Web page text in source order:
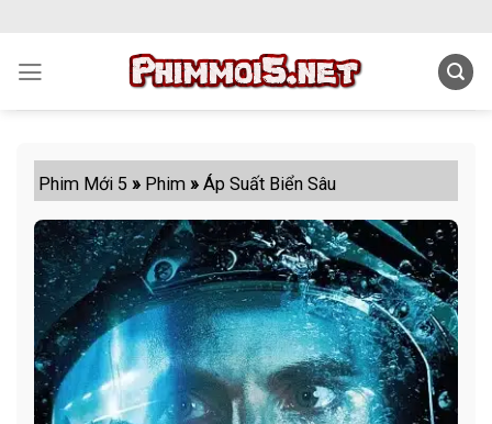
content
Phim Mới 5 » Phim »Áp Suất Biển Sâu